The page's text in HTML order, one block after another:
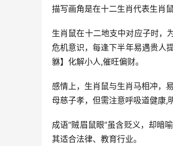
描写画角是在十二生肖代表生肖
生肖鼠在十二地支中对应子时，
危机意识，每逢下半年易遇贵人
貅】化解小人,催旺偏财。
感情上，生肖鼠与生肖马相冲，
母慈子孝，但需注意呼吸道健康,
成语“贼眉鼠眼”虽含贬义，却暗
其适合法律、教育行业。